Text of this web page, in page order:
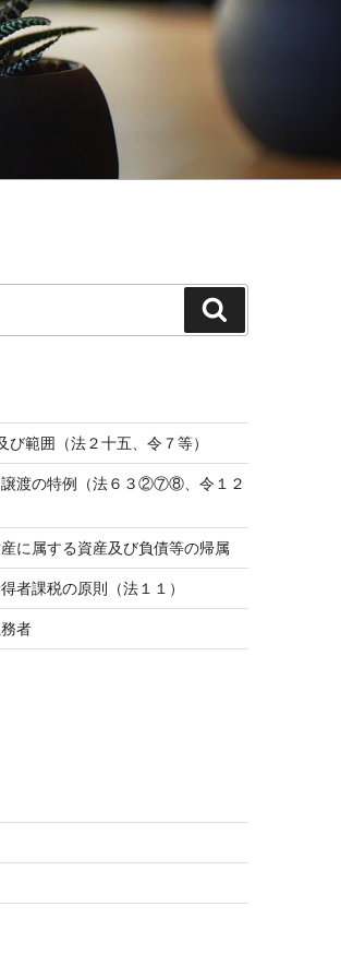
索
び範囲（法２十五、令７等）
譲渡の特例（法６３②⑦⑧、令１２
に属する資産及び負債等の帰属
者課税の原則（法１１）
者